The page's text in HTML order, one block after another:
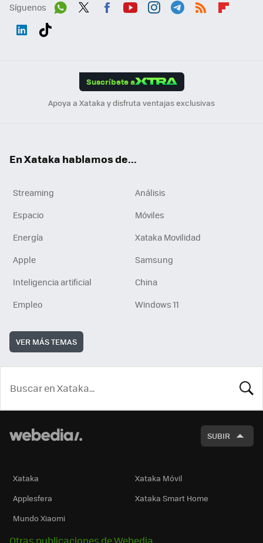
Síguenos
Suscríbete a
Apoya a Xataka y disfruta ventajas exclusivas
En Xataka hablamos de...
Streaming
Análisis
Espacio
Móviles
Energía
Xataka Movilidad
Apple
Samsung
Inteligencia artificial
China
Empleo
Windows 11
VER MÁS TEMAS
SUBIR
Xataka
Xataka Móvil
Applesfera
Xataka Smart Home
Mundo Xiaomi